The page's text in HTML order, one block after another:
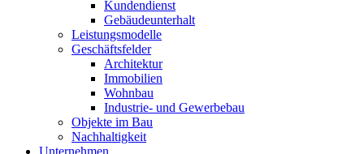
Kundendienst
Gebäudeunterhalt
Leistungsmodelle
Geschäftsfelder
Architektur
Immobilien
Wohnbau
Industrie- und Gewerbebau
Objekte im Bau
Nachhaltigkeit
Unternehmen